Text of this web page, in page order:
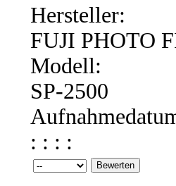
Hersteller:
FUJI PHOTO
Modell:
SP-2500
: : : :